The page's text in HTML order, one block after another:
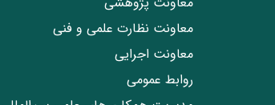
معاونت نظارت علمی و فنی
معاونت اجرایی
روابط عمومی